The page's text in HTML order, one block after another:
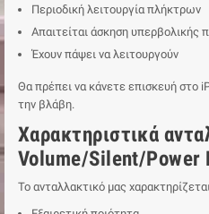
Περιοδική λειτουργία πλήκτρων
Απαιτείται άσκηση υπερβολικής
Έχουν πάψει να λειτουργούν
Θα πρέπει να κάνετε επισκευή στο
την βλάβη.
Χαρακτηριστικά
Volume/Silent/Power
Το ανταλλακτικό μας